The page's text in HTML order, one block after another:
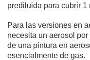
prediluida para cubrir 1
Para las versiones en
necesita un aerosol
de una pintura en
esencialmente de gas.